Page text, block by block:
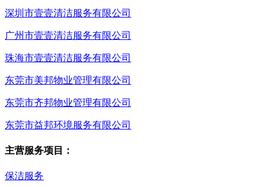
深圳市壹壹清洁服务有限公司
广州市壹壹清洁服务有限公司
珠海市壹壹清洁服务有限公司
东莞市美邦物业管理有限公司
东莞市齐邦物业管理有限公司
东莞市益邦环境服务有限公司
主营服务项目：
保洁服务